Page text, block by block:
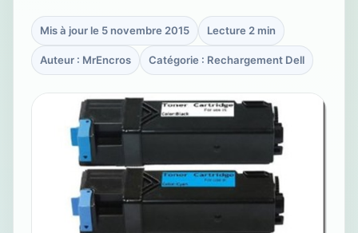
Mis à jour le 5 novembre 2015 Lecture 2 min
Auteur : MrEncros Catégorie : Rechargement Dell